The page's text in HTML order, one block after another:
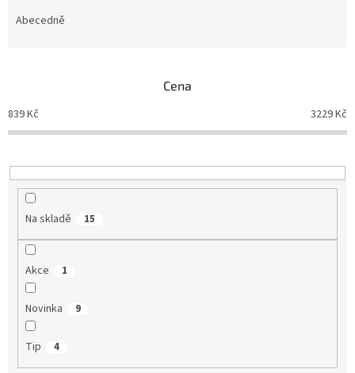
o
d
k
t
Abecedně
Cena
839Kč 3229Kč
Na skladě 15
Akce 1
Novinka 9
Tip 4